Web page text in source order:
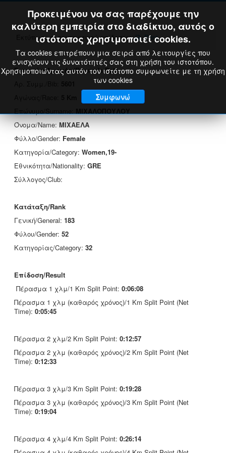
Εκτύπωση πιστοποιητικού επίδοσης: Print
Στοιχεία Δρομέα/Runner's Data
Όνομα/Name:ΜΙΧΑΕΛΑ
Φύλλο/Gender: Female
Κατηγορία/Category: Women,19-
Εθνικότητα/Nationality: GRE
Σύλλογος/Club:
Κατάταξη/Rank
Γενική/General: 183
Φύλου/Gender: 52
Κατηγορίας/Category: 32
Επίδοση/Result
Πέρασμα 1 χλμ/1 Km Split Point: 0:06:08
Πέρασμα 1 χλμ (καθαρός χρόνος)/1 Km Split Point (Net
Time): 0:05:45
Πέρασμα 2 χλμ/2 Km Split Point: 0:12:57
Πέρασμα 2 χλμ (καθαρός χρόνος)/2 Km Split Point (Net
Time): 0:12:33
Πέρασμα 3 χλμ/3 Km Split Point: 0:19:28
Πέρασμα 3 χλμ (καθαρός χρόνος)/3 Km Split Point (Net
Time): 0:19:04
Πέρασμα 4 χλμ/4 Km Split Point: 0:26:14
Προκειμένου να σας παρέχουμε την
καλύτερη εμπειρία στο διαδίκτυο, αυτός ο
ιστότοπος χρησιμοποιεί cookies.
Τα cookies επιτρέπουν μια σειρά από λειτουργίες που
ενισχύουν τις δυνατότητές σας στη χρήση του ιστοτόπου.
Χρησιμοποιώντας αυτόν τον ιστότοπο συμφωνείτε με τη χρήση
των cookies
Συμφωνώ